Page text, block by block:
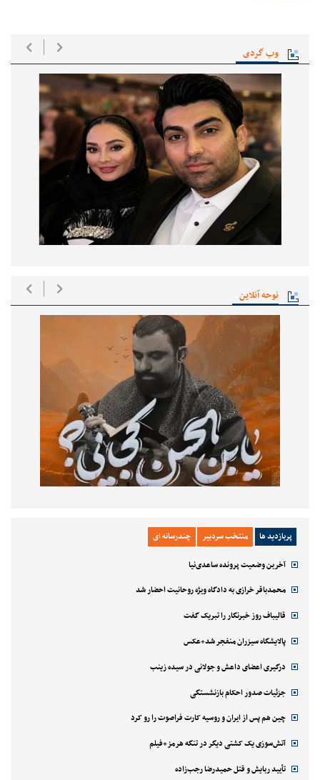
وب گردی
نوحه آنلاین
پربازدید ها منتخب سردبیر چندرسانه ای
آخرین وضعیت پرونده ساعدی‌نیا
محمدباقر خرازی به دادگاه ویژه روحانیت احضار شد
قالیباف روز خبرنگار را تبریک گفت
پالایشگاه سیزران منفجر شد+عکس
درگیری اعضای داعش و جولانی در سیده زینب
جزئیات صدور احکام بازنشستگی
چین هم پس از ایران و روسیه کارت فراصوت را رو کرد
آتش‌سوزی یک کشتی دیگر در تنگه هرمز+فیلم
تأیید ربایش و قتل حمیدرضا رجب‌زاده